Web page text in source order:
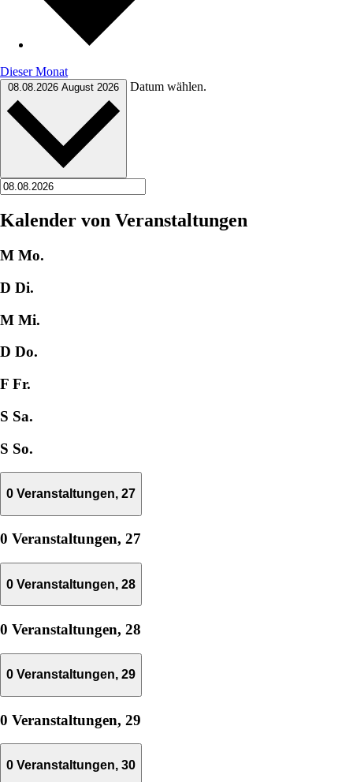
Dieser Monat
08.08.2026 August 2026 Datum wählen.
Kalender von Veranstaltungen
M Mo.
D Di.
M Mi.
D Do.
F Fr.
S Sa.
S So.
0 Veranstaltungen, 27
0 Veranstaltungen, 27
0 Veranstaltungen, 28
0 Veranstaltungen, 28
0 Veranstaltungen, 29
0 Veranstaltungen, 29
0 Veranstaltungen, 30